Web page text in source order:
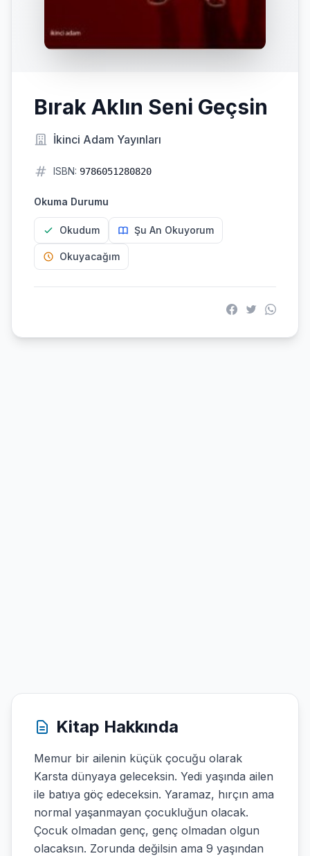
Bırak Aklın Seni Geçsin
İkinci Adam Yayınları
ISBN: 9786051280820
Okuma Durumu
Okudum Şu An Okuyorum
Okuyacağım
Kitap Hakkında
Memur bir ailenin küçük çocuğu olarak
Karsta dünyaya geleceksin. Yedi yaşında ailen
ile batıya göç edeceksin. Yaramaz, hırçın ama
normal yaşanmayan çocukluğun olacak.
Çocuk olmadan genç, genç olmadan olgun
olacaksın. Zorunda değilsin ama 9 yaşından